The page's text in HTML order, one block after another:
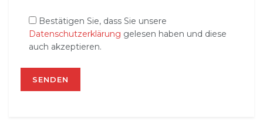
Bestätigen Sie, dass Sie unsere
Datenschutzerklärung gelesen haben und diese
auch akzeptieren.